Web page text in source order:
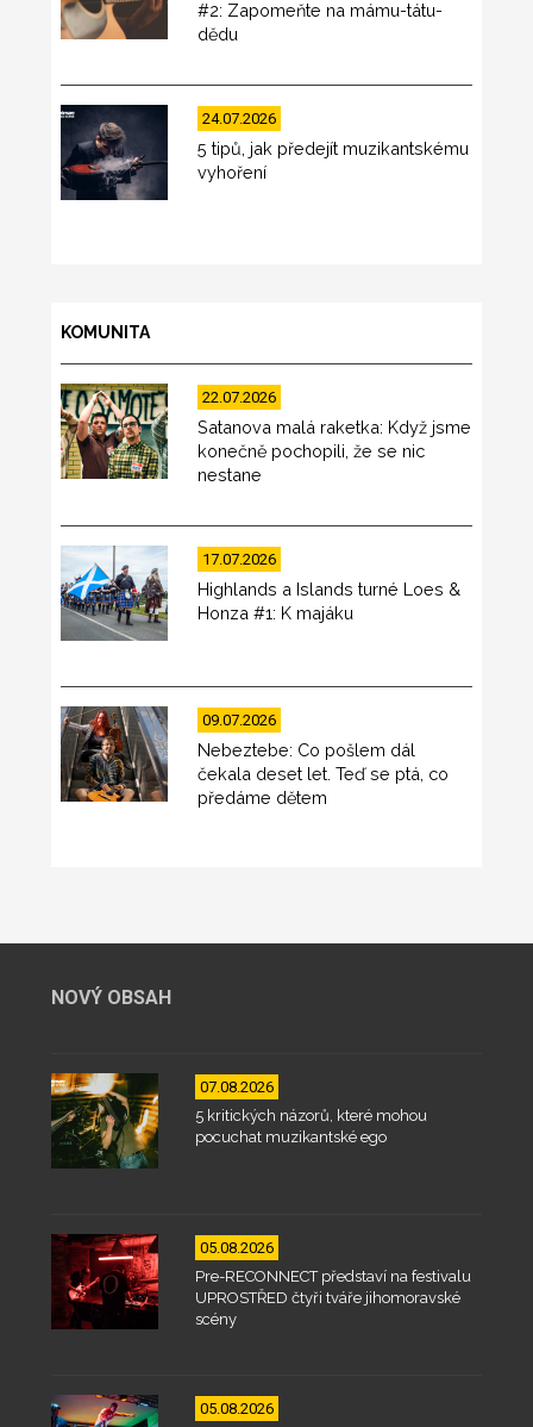
#2: Zapomeňte na mámu-tátu-
dědu
24.07.2026
5 tipů, jak předejít muzikantskému
vyhoření
KOMUNITA
22.07.2026
Satanova malá raketka: Když jsme
konečně pochopili, že se nic
nestane
17.07.2026
Highlands a Islands turné Loes &
Honza #1: K majáku
09.07.2026
Nebeztebe: Co pošlem dál
čekala deset let. Teď se ptá, co
předáme dětem
NOVÝ OBSAH
07.08.2026
5 kritických názorů, které mohou
pocuchat muzikantské ego
05.08.2026
Pre-RECONNECT představí na festivalu
UPROSTŘED čtyři tváře jihomoravské
scény
05.08.2026